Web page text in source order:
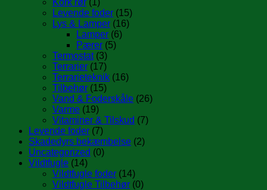
Kork rør (1)
Levende foder (15)
Lys & Lamper (16)
Lamper (6)
Pærer (5)
Termostat (3)
Terrarier (17)
Terrarieteknik (16)
Tilbehør (15)
Vand & Foderskåle (26)
Varme (19)
Vitaminer & Tilskud (7)
Levende foder (7)
Skadedyrs bekæmbelse (2)
Uncategorized (0)
Vildtfugle (14)
Vildtfugle foder (14)
Vildtfugle Tilbehør (0)